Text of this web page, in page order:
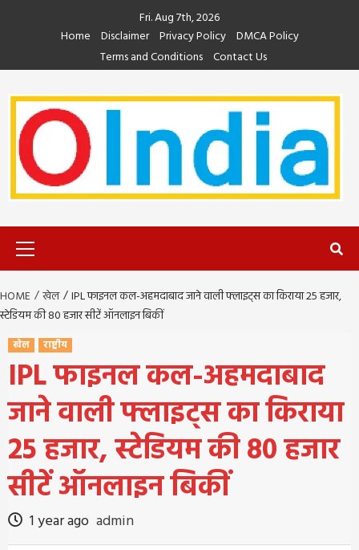
Fri. Aug 7th, 2026
Home
Disclaimer Privacy Policy DMCA Policy
Terms and Conditions Contact Us
HOME खेल
IPL फाइनल कल-अहमदाबाद जाने वाली फ्लाइट्स का किराया 25 हजार,
स्टेडियम की 80 हजार सीटें ऑनलाइन बिकीं
खेल राष्ट्रीय
IPL फाइनल कल-अहमदाबाद
जाने वाली फ्लाइट्स का किराया
25 हजार, स्टेडियम की 80 हजार
सीटें ऑनलाइन बिकीं
1 year ago admin